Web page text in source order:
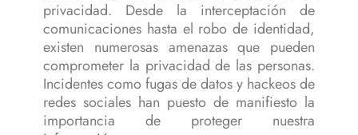
privacidad. Desde la interceptación de
comunicaciones hasta el robo de identidad,
existen numerosas amenazas que pueden
comprometer la privacidad de las personas.
Incidentes como fugas de datos y hackeos de
redes sociales han puesto de manifiesto la
importancia de proteger nuestra